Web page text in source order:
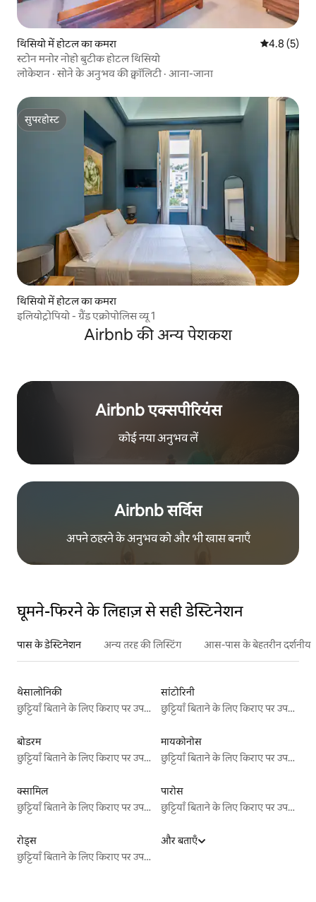
थिसियो में होटल का कमरा औसत रेटिंग 5
4.8 (5)
स्टोन मनोर नोहो बुटीक होटल थिसियो
लोकेशन ·सोने के अनुभव की क्वॉलिटी · आना-जाना
सुपरहोस्ट
सुपरहोस्ट
थिसियो में होटल का कमरा
इलियोट्रोपियो - ग्रैंड एक्रोपोलिस व्यू 1
Airbnb की अन्य पेशकश
Airbnb एक्सपीरियंस
कोई नया अनुभव लें
Airbnb सर्विस
अपने ठहरने के अनुभव को और भी खास बनाएँ
घूमने-फिरने के लिहाज़ से सही डेस्टिनेशन
पास के डेस्टिनेशन अन्य तरह की लिस्टिंग आस-पास के बेहतरीन दर्शनीय
थेसालोनिकी
छुट्टियाँ बिताने के लिए किराए पर उपलब्ध जगहें
सांटोरिनी
छुट्टियाँ बिताने के लिए किराए पर उपलब्ध जगहें
बोडरम
छुट्टियाँ बिताने के लिए किराए पर उपलब्ध जगहें
मायकोनोस
छुट्टियाँ बिताने के लिए किराए पर उपलब्ध जगहें
क्सामिल
छुट्टियाँ बिताने के लिए किराए पर उपलब्ध जगहें
पारोस
छुट्टियाँ बिताने के लिए किराए पर उपलब्ध जगहें
रोड्स
छुट्टियाँ बिताने के लिए किराए पर उपलब्ध जगहें
और बताएँ